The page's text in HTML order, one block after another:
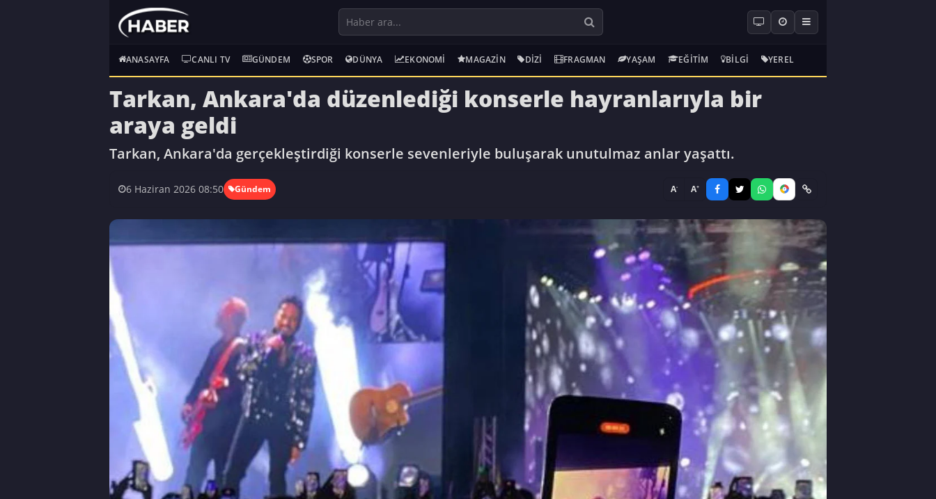
ANASAYFA CANLI TV GÜNDEM SPOR DÜNYA EKONOMI MAGAZIN DIZI FRAGMAN YAŞAM EĞITIM BILGI YEREL
Tarkan, Ankara'da düzenlediği konserle hayranlarıyla bir
araya geldi
Tarkan, Ankara'da gerçekleştirdiği konserle sevenleriyle buluşarak unutulmaz anlar yaşattı.
6 Haziran 2026 08:50 Gündem A- A+